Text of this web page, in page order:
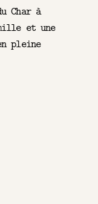
Char à
et une
pleine